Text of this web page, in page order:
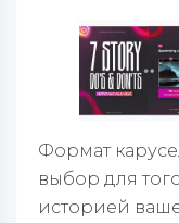
Формат
выбор для
историей